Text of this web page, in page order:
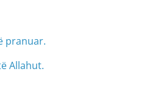
pranuar.
Allahut.